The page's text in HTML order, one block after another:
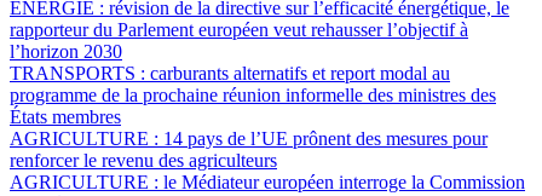
ÉNERGIE : révision de la directive sur l’efficacité énergétique, le
rapporteur du Parlement européen veut rehausser l’objectif à
l’horizon 2030
TRANSPORTS : carburants alternatifs et report modal au
programme de la prochaine réunion informelle des ministres des
États membres
AGRICULTURE : 14 pays de l’UE prônent des mesures pour
renforcer le revenu des agriculteurs
AGRICULTURE : le Médiateur européen interroge la Commission